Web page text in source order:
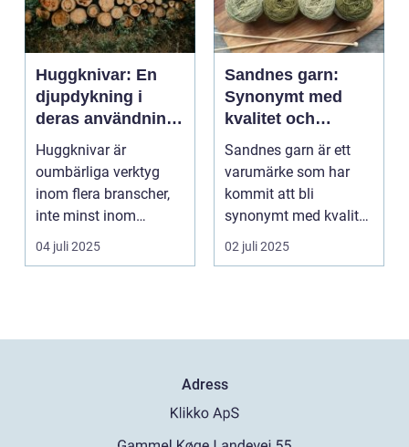
Huggknivar: En
djupdykning i
deras användning
och betydelse
Huggknivar är
oumbärliga verktyg
inom flera branscher,
inte minst inom
skogsindustrin och ...
04 juli 2025
Sandnes garn:
Synonymt med
kvalitet och
tradition
Sandnes garn är ett
varumärke som har
kommit att bli
synonymt med kvalitet
och tradition i...
02 juli 2025
Adress